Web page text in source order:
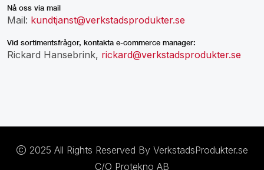
Nå oss via mail
Mail: kundtjanst@verkstadsprodukter.se
Vid sortimentsfrågor, kontakta e-commerce manager:
Rickard Hansebrink, rickard@verkstadsprodukter.se
2025 All Rights Reserved By VerkstadsProdukter.se
C/O Protekno AB